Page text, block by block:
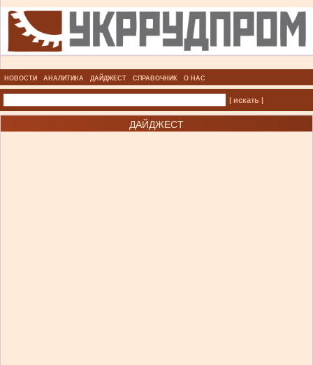
НОВОСТИ АНАЛИТИКА ДАЙДЖЕСТ СПРАВОЧНИК О НАС
| искать |
ДАЙДЖЕСТ